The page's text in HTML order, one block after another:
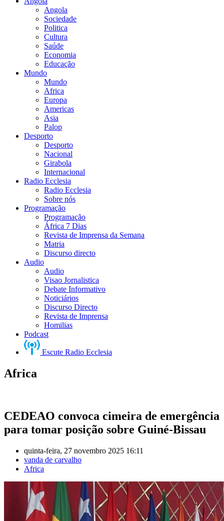
Angola
Sociedade
Politica
Cultura
Saúde
Economia
Educação
Mundo
Mundo
Africa
Europa
Americas
Asia
Palop
Desporto
Desporto
Nacional
Girabola
Internacional
Radio Ecclesia
Radio Ecclesia
Sobre nós
Programação
Programação
África 7 Dias
Revista de Imprensa da Semana
Matria
Discurso directo
Audio
Audio
Visao Jornalistica
Debate Informativo
Noticiários
Discurso Directo
Revista de Imprensa
Homilias
Podcast
Escute Radio Ecclesia
Africa
CEDEAO convoca cimeira de emergência
para tomar posição sobre Guiné-Bissau
quinta-feira, 27 novembro 2025 16:11
vanda de carvalho
Africa